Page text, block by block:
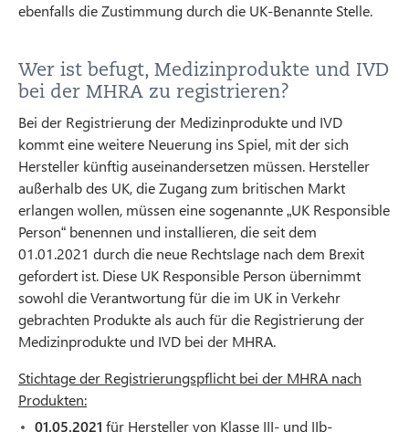
ebenfalls die Zustimmung durch die UK-Benannte Stelle.
Wer ist befugt, Medizinprodukte und IVD
bei der MHRA zu registrieren?
Bei der Registrierung der Medizinprodukte und IVD
kommt eine weitere Neuerung ins Spiel, mit der sich
Hersteller künftig auseinandersetzen müssen. Hersteller
außerhalb des UK, die Zugang zum britischen Markt
erlangen wollen, müssen eine sogenannte „UK Responsible
Person“ benennen und installieren, die seit dem
01.01.2021 durch die neue Rechtslage nach dem Brexit
gefordert ist. Diese UK Responsible Person übernimmt
sowohl die Verantwortung für die im UK in Verkehr
gebrachten Produkte als auch für die Registrierung der
Medizinprodukte und IVD bei der MHRA.
Stichtage der Registrierungspflicht bei der MHRA nach
Produkten:
01.05.2021 für Hersteller von Klasse III- und IIb-